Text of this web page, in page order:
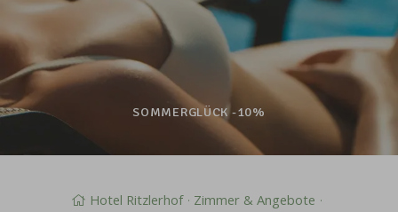
SOMMERGLÜCK -10%
Hotel Ritzlerhof
Zimmer & Angebote